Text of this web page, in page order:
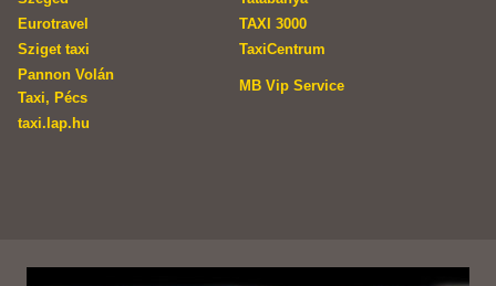
Eurotravel
TAXI 3000
Sziget taxi
TaxiCentrum
Pannon Volán
Taxi, Pécs
MB Vip Service
taxi.lap.hu